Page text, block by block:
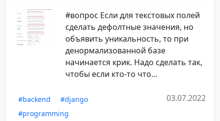
#вопрос Если для текстовых полей
сделать дефолтные значения, но
объявить уникальность, то при
денормализованной базе
начинается крик. Надо сделать так,
чтобы если кто-то что...
#backend
#django
#programming
03.07.2022